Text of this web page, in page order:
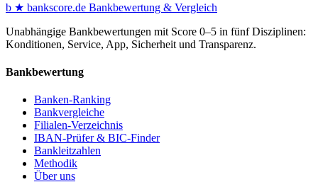
b ★ bankscore.de Bankbewertung & Vergleich
Unabhängige Bankbewertungen mit Score 0–5 in fünf Disziplinen:
Konditionen, Service, App, Sicherheit und Transparenz.
Bankbewertung
Banken-Ranking
Bankvergleiche
Filialen-Verzeichnis
IBAN-Prüfer & BIC-Finder
Bankleitzahlen
Methodik
Über uns